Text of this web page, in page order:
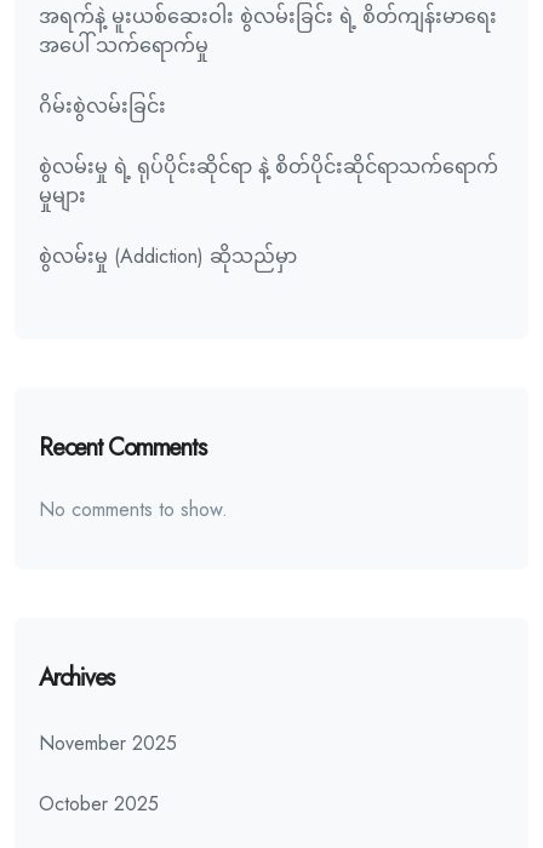
အရက်နဲ့ မူးယစ်ဆေးဝါး စွဲလမ်းခြင်း ရဲ့ စိတ်ကျန်းမာရေး
အပေါ် သက်ရောက်မှု
ဂိမ်းစွဲလမ်းခြင်း
စွဲလမ်းမှု ရဲ့ ရုပ်ပိုင်းဆိုင်ရာ နဲ့ စိတ်ပိုင်းဆိုင်ရာသက်ရောက်
မှုများ
စွဲလမ်းမှု (Addiction) ဆိုသည်မှာ
Recent Comments
No comments to show.
Archives
November 2025
October 2025